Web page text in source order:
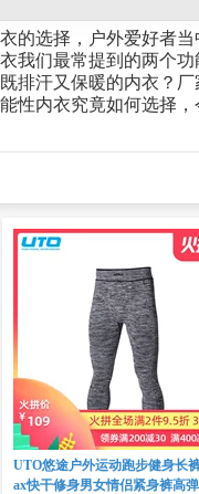
的选择，户外爱好者
我们最常提到的两个
排汗又保暖的内衣？
性内衣究竟如何选择，
UTO悠途户外运动跑步健身长
ax快干修身男女情侣紧身裤高弹